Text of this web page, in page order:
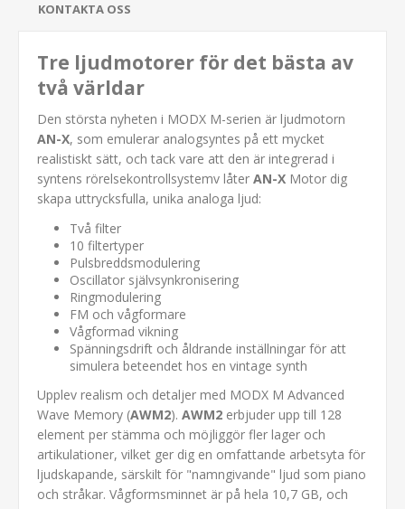
KONTAKTA OSS
Tre ljudmotorer för det bästa av
två världar
Den största nyheten i MODX M-serien är ljudmotorn
AN-X, som emulerar analogsyntes på ett mycket
realistiskt sätt, och tack vare att den är integrerad i
syntens rörelsekontrollsystemv låter AN-X Motor dig
skapa uttrycksfulla, unika analoga ljud:
Två filter
10 filtertyper
Pulsbreddsmodulering
Oscillator självsynkronisering
Ringmodulering
FM och vågformare
Vågformad vikning
Spänningsdrift och åldrande inställningar för att
simulera beteendet hos en vintage synth
Upplev realism och detaljer med MODX M Advanced
Wave Memory (AWM2). AWM2 erbjuder upp till 128
element per stämma och möjliggör fler lager och
artikulationer, vilket ger dig en omfattande arbetsyta för
ljudskapande, särskilt för "namngivande" ljud som piano
och stråkar. Vågformsminnet är på hela 10,7 GB, och